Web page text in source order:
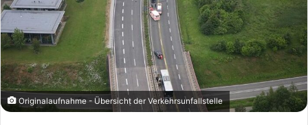
Originalaufnahme - Übersicht der Verkehrsunfallstelle